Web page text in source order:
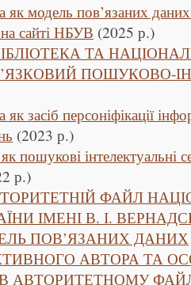
як модель пов’язаних
сайті НБУВ (2025 р.)
ТА
ПОШУКОВО-
засіб персоніфікації
(2023 р.)
пошукові інтелектуальні
р.)
ФАЙЛ
ІМЕНІ В. І.
ПОВ’ЯЗАНИХ ДАНИХ
АВТОРА ТА
АВТОРИТЕТНОМУ